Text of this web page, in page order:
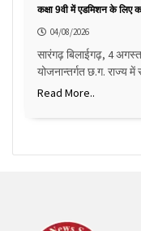
कक्षा 9वी में एडमिशन के लिए
04/08/2026
सारंगढ़ बिलाईगढ़, 4
योजनान्तर्गत छ.ग. राज्य
Read More..